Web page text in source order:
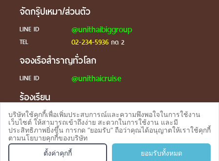
จองทัวร TEL
จัดกรุ๊ปเหมา/ส่วนตัว
LINE ID @unithaibiggroup
TEL 02-234-5936กด 2
จองเรือสำราญทั่วโลก
LINE ID @unithaicruise
ร้องเรียน
LINE ID @unithaicare
บริการตอบรับผ่าน Line
บริษัทใช้คุกกี้เพื่อเพิ่มประสบการณ์และความพึงพอใจในการใช้งาน
เว็บไซต์ ให้สามารถเข้าถึงง่าย สะดวกในการใช้งาน และมี
ประสิทธิภาพยิ่งขึ้น การกด “ยอมรับ” ถือว่าคุณได้อนุญาตให้เราใช้คุกกี้
ตามนโยบายคุกกี้ของบริษัท
ตั้งค่าคุกกี้
ยอมรับทั้งหมด